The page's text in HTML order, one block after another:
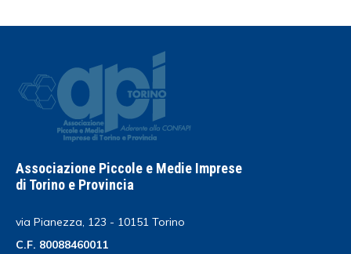
Associazione Piccole e Medie Imprese
di Torino e Provincia
via Pianezza, 123 - 10151 Torino
C.F. 80088460011